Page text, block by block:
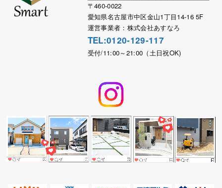
〒460-0022
愛知県名古屋市中区金山1丁目14-16 5F
運営事業者：株式会社あすなろ
TEL:0120-129-117
受付/11:00～21:00（土日祝OK)